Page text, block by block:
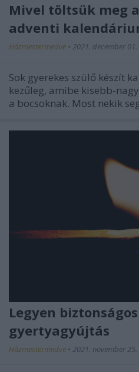
Mivel töltsük meg
adventi
Házmestermedve • 2021. december 01.
Sok gyerekes szülő készít
kezűleg, amibe kisebb-
a bocsoknak. Most nekik
Legyen
gyertyagyújtás
Házmestermedve • 2021. november 25.